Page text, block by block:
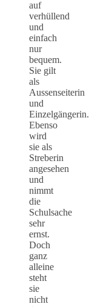
auf
verhüllend
und
einfach
nur
bequem.
Sie gilt
als
Aussenseiterin
und
Einzelgängerin.
Ebenso
wird
sie als
Streberin
angesehen
und
nimmt
die
Schulsache
sehr
ernst.
Doch
ganz
alleine
steht
sie
nicht